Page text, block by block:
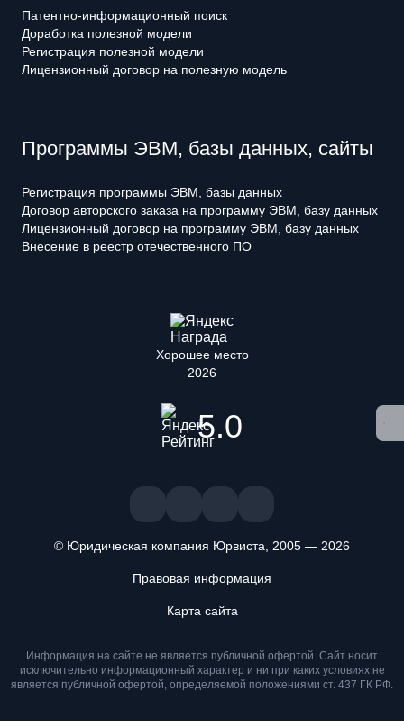
Патентно-информационный поиск
Доработка полезной модели
Регистрация полезной модели
Лицензионный договор на полезную модель
Программы ЭВМ, базы данных, сайты
Регистрация программы ЭВМ, базы данных
Договор авторского заказа на программу ЭВМ, базу данных
Лицензионный договор на программу ЭВМ, базу данных
Внесение в реестр отечественного ПО
Хорошее место
2026
5.0
© Юридическая компания Юрвиста, 2005 — 2026
Правовая информация
Карта сайта
Информация на сайте не является публичной офертой. Cайт носит
исключительно информационный характер и ни при каких условиях не
является публичной офертой, определяемой положениями ст. 437 ГК РФ.
Мы используем файлы cookie. Оставаясь на сайте, вы
«Положения об обработке персональных данных» и даете